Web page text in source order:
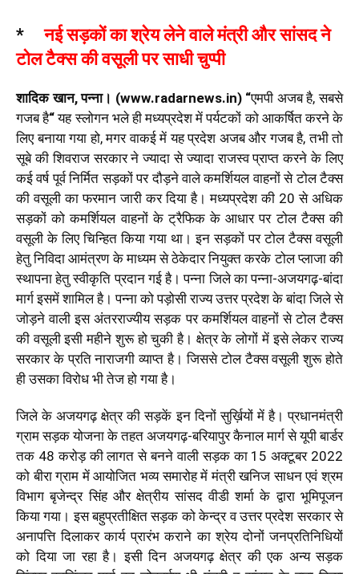
*नई सड़कों का श्रेय लेने वाले मंत्री और सांसद ने
टोल टैक्स की वसूली पर साधी चुप्पी
शादिक खान, पन्ना। (www.radarnews.in) “एमपी अजब है, सबसे
गजब है“यह स्लोगन भले ही मध्यप्रदेश में पर्यटकों को आकर्षित करने के
लिए बनाया गया हो, मगर वाकई में यह प्रदेश अजब और गजब है, तभी तो
सूबे की शिवराज सरकार ने ज्यादा से ज्यादा राजस्व प्राप्त करने के लिए
कई वर्ष पूर्व निर्मित सड़कों पर दौड़ने वाले कमर्शियल वाहनों से टोल टैक्स
की वसूली का फरमान जारी कर दिया है। मध्यप्रदेश की 20 से अधिक
सड़कों को कमर्शियल वाहनों के ट्रैफिक के आधार पर टोल टैक्स की
वसूली के लिए चिन्हित किया गया था। इन सड़कों पर टोल टैक्स वसूली
हेतु निविदा आमंत्रण के माध्यम से ठेकेदार नियुक्त करके टोल प्लाजा की
स्थापना हेतु स्वीकृति प्रदान गई है। पन्ना जिले का पन्ना-अजयगढ़-बांदा
मार्ग इसमें शामिल है। पन्ना को पड़ोसी राज्य उत्तर प्रदेश के बांदा जिले से
जोड़ने वाली इस अंतरराज्यीय सड़क पर कमर्शियल वाहनों से टोल टैक्स
की वसूली इसी महीने शुरू हो चुकी है। क्षेत्र के लोगों में इसे लेकर राज्य
सरकार के प्रति नाराजगी व्याप्त है। जिससे टोल टैक्स वसूली शुरू होते
ही उसका विरोध भी तेज हो गया है।
जिले के अजयगढ़ क्षेत्र की सड़कें इन दिनों सुर्ख़ियों में है। प्रधानमंत्री
ग्राम सड़क योजना के तहत अजयगढ़-बरियापुर कैनाल मार्ग से यूपी बार्डर
तक 48 करोड़ की लागत से बनने वाली सड़क का 15 अक्टूबर 2022
को बीरा ग्राम में आयोजित भव्य समारोह में मंत्री खनिज साधन एवं श्रम
विभाग बृजेन्द्र सिंह और क्षेत्रीय सांसद वीडी शर्मा के द्वारा भूमिपूजन
किया गया। इस बहुप्रतीक्षित सड़क को केन्द्र व उत्तर प्रदेश सरकार से
अनापत्ति दिलाकर कार्य प्रारंभ कराने का श्रेय दोनों जनप्रतिनिधियों
को दिया जा रहा है। इसी दिन अजयगढ़ क्षेत्र की एक अन्य सड़क